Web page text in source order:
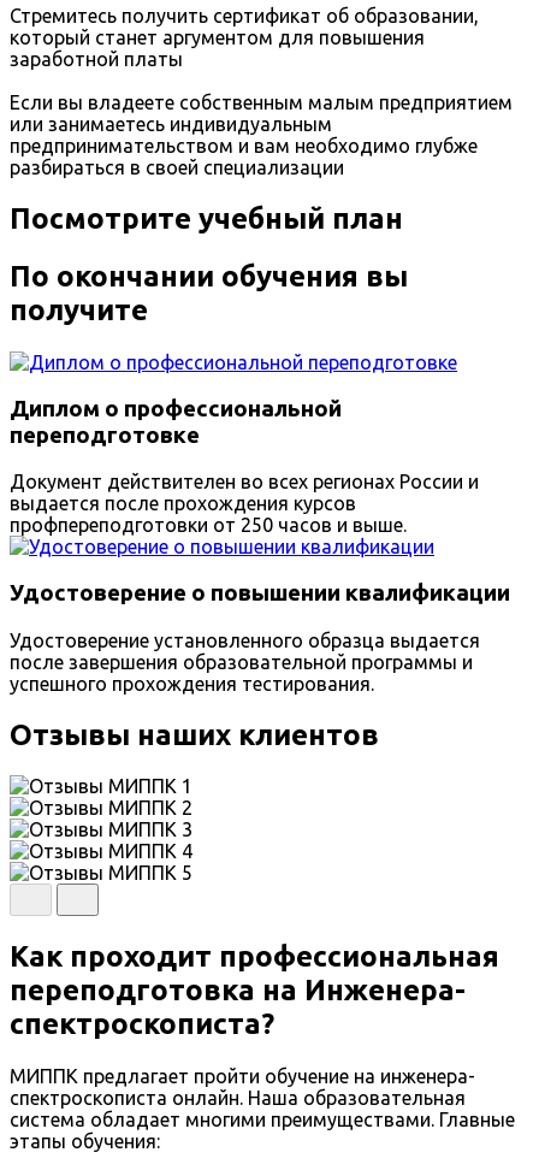
Стремитесь получить сертификат об образовании,
который станет аргументом для повышения
заработной платы
Если вы владеете собственным малым предприятием
или занимаетесь индивидуальным
предпринимательством и вам необходимо глубже
разбираться в своей специализации
Посмотрите учебный план
По окончании обучения вы
получите
Диплом о профессиональной
переподготовке
Документ действителен во всех регионах России и
выдается после прохождения курсов
профпереподготовки от 250 часов и выше.
Удостоверение о повышении квалификации
Удостоверение установленного образца выдается
после завершения образовательной программы и
успешного прохождения тестирования.
Отзывы наших клиентов
Как проходит профессиональная
переподготовка на Инженера-
спектроскописта?
МИППК предлагает пройти обучение на инженера-
спектроскописта онлайн. Наша образовательная
система обладает многими преимуществами. Главные
этапы обучения: